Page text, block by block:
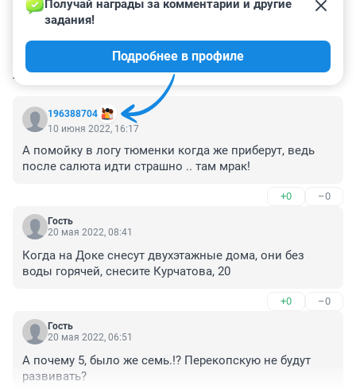
КОММЕНТАРИИ 84
196388704
Получай награды за комментарии и другие
задания!
Подробнее в профиле
10 июня 2022, 16:17
А помойку в логу тюменки когда же приберут, ведь
после салюта идти страшно .. там мрак!
+0 –0
Гость
20 мая 2022, 08:41
Когда на Доке снесут двухэтажные дома, они без
воды горячей, снесите Курчатова, 20
+0 –0
Гость
20 мая 2022, 06:51
А почему 5, было же семь.!? Перекопскую не будут
развивать?